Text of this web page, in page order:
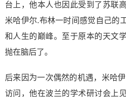
台上，他本人也因此受到了苏联
米哈伊尔.布林一时间感觉自己的
和人生的巅峰。至于原本的天文
抛在脑后了。
后来因为一次偶然的机遇，米哈
访问，他在波兰的学术研讨会上